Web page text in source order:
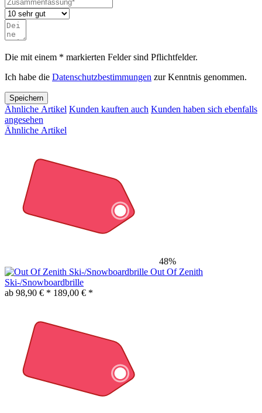
Die mit einem * markierten Felder sind Pflichtfelder.
Ich habe die Datenschutzbestimmungen zur Kenntnis genommen.
Speichern
Ähnliche Artikel Kunden kauften auch Kunden haben sich ebenfalls
angesehen
Ähnliche Artikel
48%
Out Of Zenith
Ski-/Snowboardbrille
ab 98,90 € * 189,00 € *